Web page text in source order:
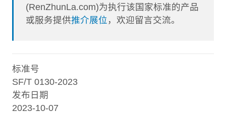
(RenZhunLa.com)为执行该国家标准的产品
或服务提供推介展位 ，欢迎留言交流。
标准号
SF/T 0130-2023
发布日期
2023-10-07